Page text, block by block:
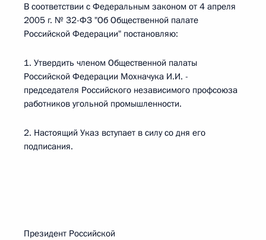
В соответствии с Федеральным законом от 4 апреля
2005 г. № 32-ФЗ "Об Общественной палате
Российской Федерации" постановляю:
1. Утвердить членом Общественной палаты
Российской Федерации Мохначука И.И. -
председателя Российского независимого профсоюза
работников угольной промышленности.
2. Настоящий Указ вступает в силу со дня его
подписания.
Президент Российской